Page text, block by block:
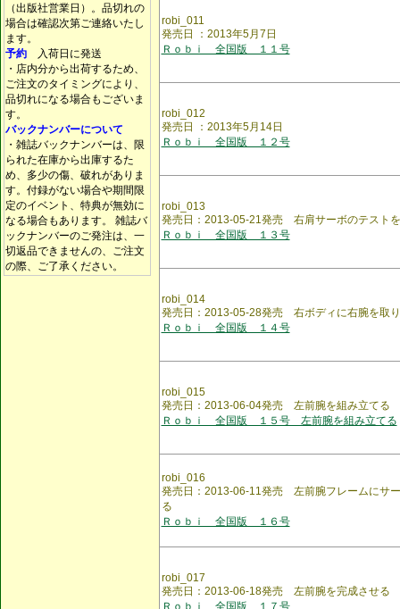
（出版社営業日）。品切れの
場合は確認次第ご連絡いたし
ます。
予約 入荷日に発送
・店内分から出荷するため、
ご注文のタイミングにより、
品切れになる場合もございま
す。
バックナンバーについて
・雑誌バックナンバーは、限
られた在庫から出庫するた
め、多少の傷、破れがありま
す。付録がない場合や期間限
定のイベント、特典が無効に
なる場合もあります。 雑誌バ
ックナンバーのご発注は、一
切返品できませんの、ご注文
の際、ご了承ください。
robi_011
発売日 ：2013年5月7日
Ｒｏｂｉ 全国版 １１号
robi_012
発売日 ：2013年5月14日
Ｒｏｂｉ 全国版 １２号
robi_013
発売日：2013-05-21発売 右肩サーボのテスト
Ｒｏｂｉ 全国版 １３号
robi_014
発売日：2013-05-28発売 右ボディに右腕を取
Ｒｏｂｉ 全国版 １４号
robi_015
発売日：2013-06-04発売 左前腕を組み立てる
Ｒｏｂｉ 全国版 １５号 左前腕を組み立てる
robi_016
発売日：2013-06-11発売 左前腕フレームにサ
る
Ｒｏｂｉ 全国版 １６号
robi_017
発売日：2013-06-18発売 左前腕を完成させる
Ｒｏｂｉ 全国版 １７号